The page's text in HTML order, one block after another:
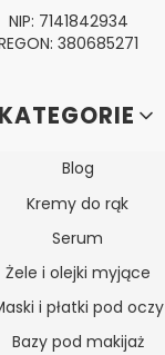
NIP: 7141842934
380685271
KATEGORIE
Blog
Kremy do rąk
Serum
Żele i olejki myjące
i płatki pod oczy
Bazy pod makijaż